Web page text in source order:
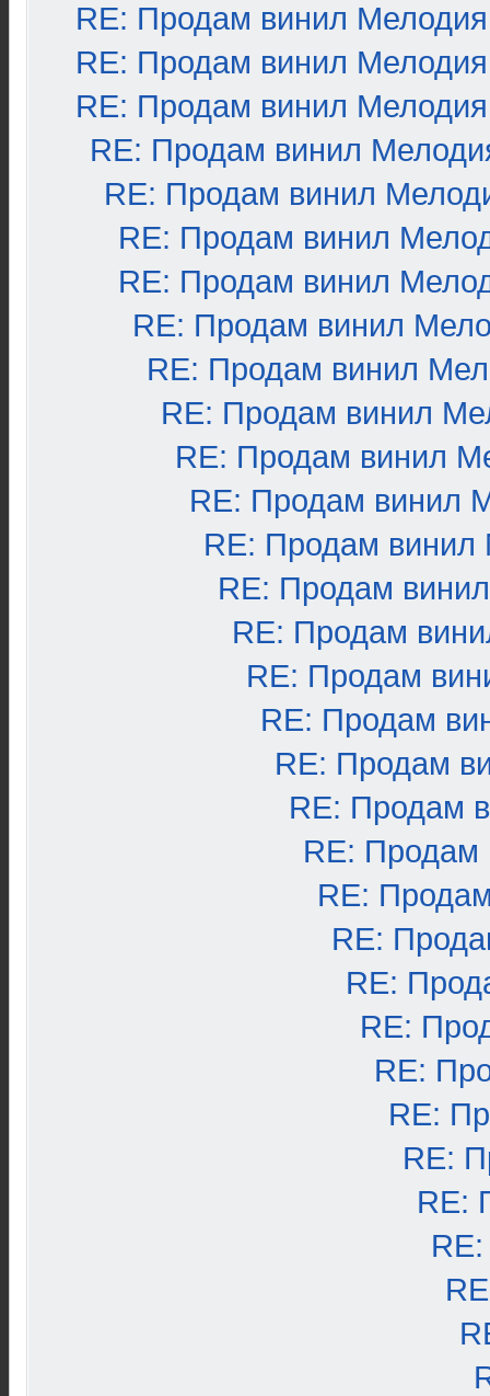
RE: Продам винил Мелодия
RE: Продам винил Мелодия
RE: Продам винил Мелодия
RE: Продам винил
RE: Продам винил
RE: Продам винил
RE: Продам винил
RE: Продам винил
RE: Продам винил
RE: Продам винил
RE: Продам винил
RE: Продам винил
RE: Продам винил
RE: Продам
RE: Продам
RE: Продам
RE: Продам
RE: Продам
RE: Продам
RE: Продам
RE:
RE:
RE:
RE:
RE:
RE:
RE:
RE: